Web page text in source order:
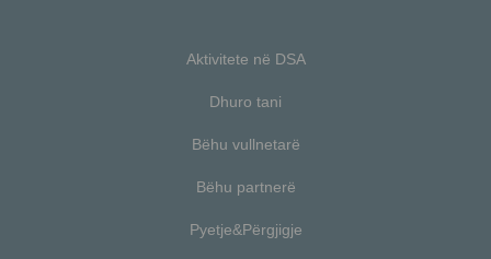
Aktivitete në DSA
Dhuro tani
Bëhu vullnetarë
Bëhu partnerë
Pyetje&Përgjigje